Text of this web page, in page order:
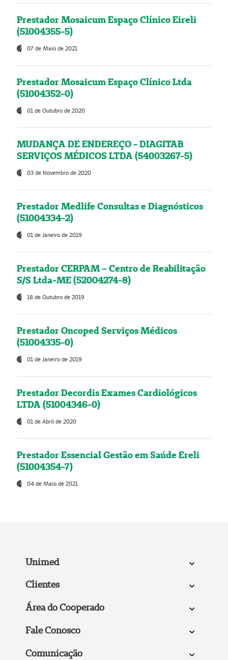
Prestador Mosaicum Espaço Clínico Eireli
(51004355-5)
07 de Maio de 2021
Prestador Mosaicum Espaço Clínico Ltda
(51004352-0)
01 de Outubro de 2020
MUDANÇA DE ENDEREÇO - DIAGITAB
SERVIÇOS MÉDICOS LTDA (54003267-5)
03 de Novembro de 2020
Prestador Medlife Consultas e Diagnósticos
(51004334-2)
01 de Janeiro de 2019
Prestador CERPAM – Centro de Reabilitação
S/S Ltda-ME (52004274-8)
18 de Outubro de 2019
Prestador Oncoped Serviços Médicos
(51004335-0)
01 de Janeiro de 2019
Prestador Decordis Exames Cardiológicos
LTDA (51004346-0)
01 de Abril de 2020
Prestador Essencial Gestão em Saúde Ereli
(51004354-7)
04 de Maio de 2021
Unimed
Clientes
Área do Cooperado
Fale Conosco
Comunicação